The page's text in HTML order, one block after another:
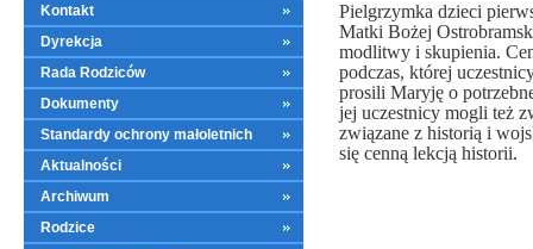
Kontakt
Dyrekcja
Rada Rodziców
Dokumenty
Standardy ochrony małoletnich
Aktualności
Archiwum
Rodzice
Pielgrzymka dzieci
Matki Bożej
modlitwy i skupienia.
podczas, której
prosili Maryję o
jej uczestnicy mogli też
związane z historią i
się cenną lekcją historii.